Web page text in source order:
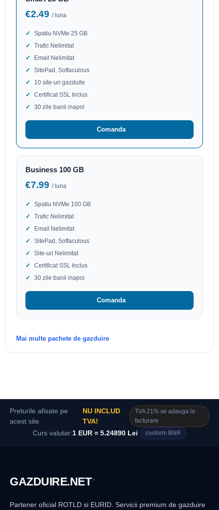
€2.49 / luna
Spatiu NVMe 25 GB
Trafic Nelimitat
Email Nelimitat
SitePad, Softaculous
10 site-uri gazduite
Certificat SSL Inclus
30 zile banii inapoi
Comanda
Business 100 GB
€7.99 / luna
Spatiu NVMe 100 GB
Trafic Nelimitat
Email Nelimitat
SitePad, Softaculous
Site-uri Nelimitat
Certificat SSL Inclus
30 zile banii inapoi
Comanda
Mai multe pachete de gazduire
Preturile afisate pe
acest site
NU INCLUD
TVA!
TVA 21% se adauga la
facturare
Curs valutar:1 EUR = 5.24890 Lei conform BNR
GAZDUIRE.NET®
Partener oficial ROTLD si EURID. Servicii premium de gazduire